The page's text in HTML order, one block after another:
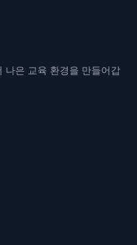
나은 교육 환경을 만들어갑